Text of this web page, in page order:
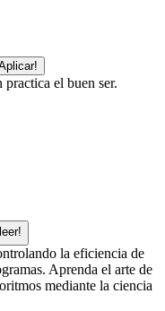
practica el buen ser.
la eficiencia de
Aprenda el arte de
mediante la ciencia